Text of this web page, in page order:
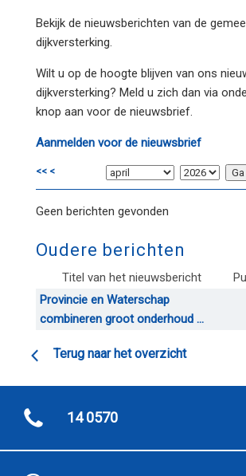
Bekijk de nieuwsberichten van de
dijkversterking.
Wilt u op de hoogte blijven van ons
dijkversterking? Meld u zich dan via
knop aan voor de nieuwsbrief.
Aanmelden voor de nieuwsbrief
<< <
Geen berichten gevonden
Oudere berichten
Titel van het nieuwsbericht
Provincie en Waterschap
combineren groot onderhoud ...
Terug naar het overzicht
14 0570